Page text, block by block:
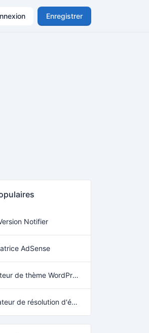
Enregistrer
Notifier
AdSense
Détecteur de thème WordPress
Simulateur de résolution d'écran